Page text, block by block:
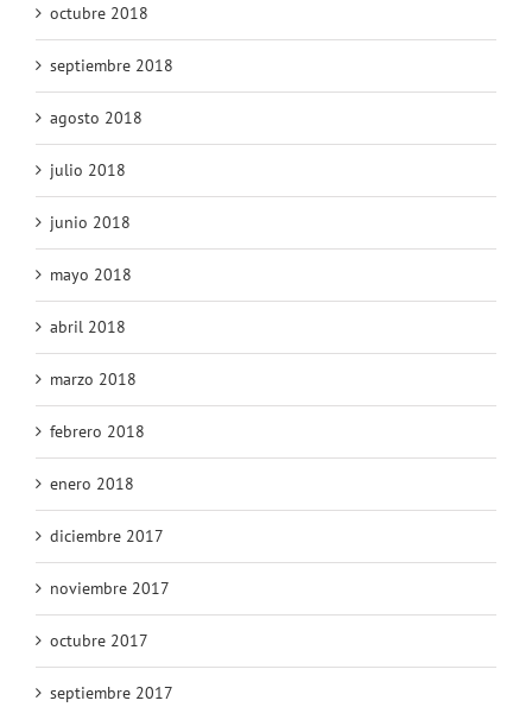
octubre 2018
septiembre 2018
agosto 2018
julio 2018
junio 2018
mayo 2018
abril 2018
marzo 2018
febrero 2018
enero 2018
diciembre 2017
noviembre 2017
octubre 2017
septiembre 2017